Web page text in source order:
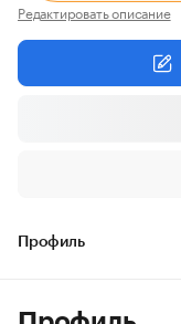
Редактировать описание
Профиль